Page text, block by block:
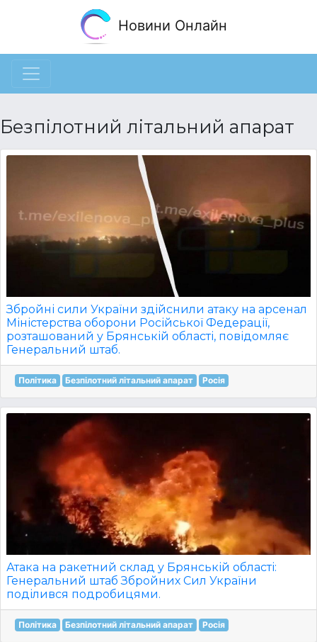
Новини Онлайн
Безпілотний літальний апарат
Збройні сили України здійснили атаку на арсенал
Міністерства оборони Російської Федерації,
розташований у Брянській області, повідомляє
Генеральний штаб.
Політика Безпілотний літальний апарат Росія
Атака на ракетний склад у Брянській області:
Генеральний штаб Збройних Сил України
поділився подробицями.
Політика Безпілотний літальний апарат Росія